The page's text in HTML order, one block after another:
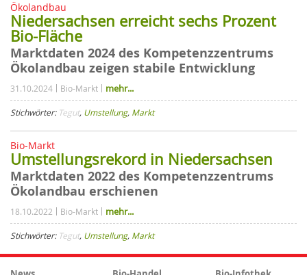
Ökolandbau
Niedersachsen erreicht sechs Prozent
Bio-Fläche
Marktdaten 2024 des Kompetenzzentrums
Ökolandbau zeigen stabile Entwicklung
31.10.2024 Bio-Markt mehr...
Stichwörter: Tegut, Umstellung, Markt
Bio-Markt
Umstellungsrekord in Niedersachsen
Marktdaten 2022 des Kompetenzzentrums
Ökolandbau erschienen
18.10.2022 Bio-Markt mehr...
Stichwörter: Tegut, Umstellung, Markt